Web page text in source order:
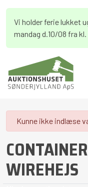
Vi holder ferie lukket
mandag d.10/08 fra
danger
Kunne ikke indlæse
WIREHEJS